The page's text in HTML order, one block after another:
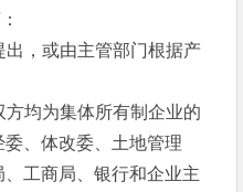
，或由主管部门根据产
方均为集体所有制企业的
、体改委、土地管理
工商局、银行和企业主